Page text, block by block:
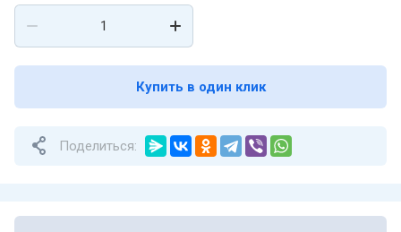
Купить в один клик
Поделиться: